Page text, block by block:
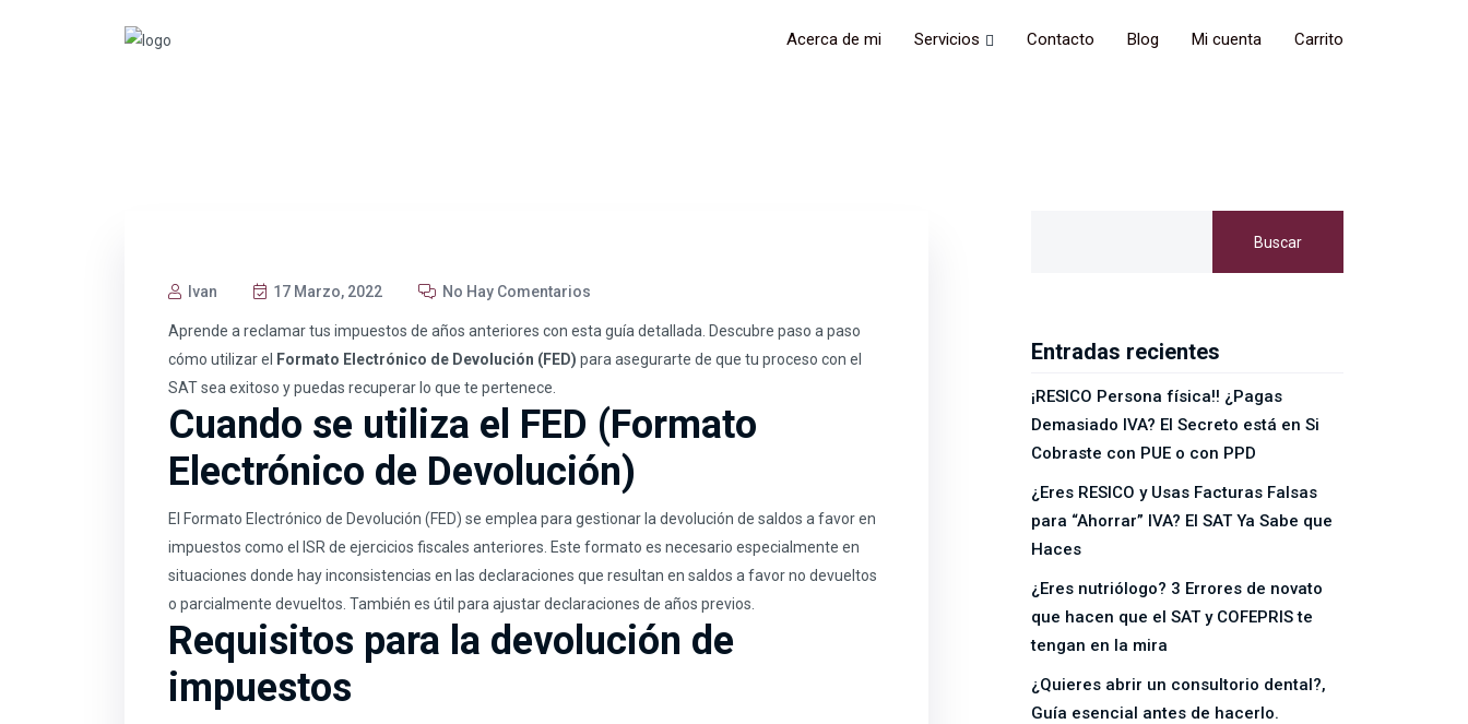
Acerca de mi Servicios Contacto Blog Mi cuenta Carrito
Ivan 17 Marzo, 2022 No Hay Comentarios
Aprende a reclamar tus impuestos de años anteriores con esta guía detallada. Descubre paso a paso
cómo utilizar el
Formato Electrónico de Devolución (FED) para asegurarte de que tu proceso con el
SAT sea exitoso y puedas recuperar lo que te pertenece.
Cuando se utiliza el FED (Formato
Electrónico de Devolución)
El Formato Electrónico de Devolución (FED) se emplea para gestionar la devolución de saldos a favor en
impuestos como el ISR de ejercicios fiscales anteriores. Este formato es necesario especialmente en
situaciones donde hay inconsistencias en las declaraciones que resultan en saldos a favor no devueltos
o parcialmente devueltos. También es útil para ajustar declaraciones de años previos.
Requisitos para la devolución de
impuestos
Buscar
Entradas recientes
¡RESICO Persona física!! ¿Pagas
Demasiado IVA? El Secreto está en Si
Cobraste con PUE o con PPD
¿Eres RESICO y Usas Facturas Falsas
para “Ahorrar” IVA? El SAT Ya Sabe que
Haces
¿Eres nutriólogo? 3 Errores de novato
que hacen que el SAT y COFEPRIS te
tengan en la mira
¿Quieres abrir un consultorio dental?,
Guía esencial antes de hacerlo.